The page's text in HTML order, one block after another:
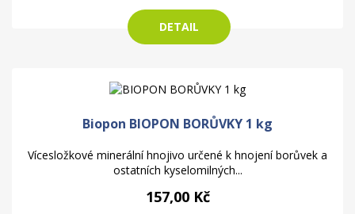
DETAIL
Biopon BIOPON BORŮVKY 1 kg
Vícesložkové minerální hnojivo určené k hnojení borůvek a
ostatních kyselomilných...
157,00 Kč